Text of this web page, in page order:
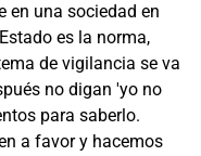
en una sociedad en
es la norma,
de vigilancia se va
no digan 'yo no
para saberlo.
a favor y hacemos